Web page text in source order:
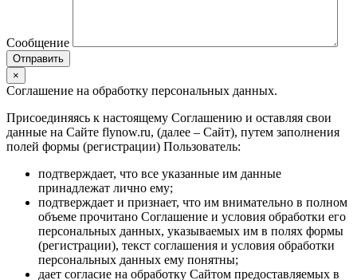
Сообщение
×
Соглашение на обработку персональных данных.
Присоединяясь к настоящему Соглашению и оставляя свои
данные на Сайте flynow.ru, (далее – Сайт), путем заполнения
полей формы (регистрации) Пользователь:
подтверждает, что все указанные им данные
принадлежат лично ему;
подтверждает и признает, что им внимательно в полном
объеме прочитано Соглашение и условия обработки его
персональных данных, указываемых им в полях формы
(регистрации), текст соглашения и условия обработки
персональных данных ему понятны;
дает согласие на обработку Сайтом предоставляемых в